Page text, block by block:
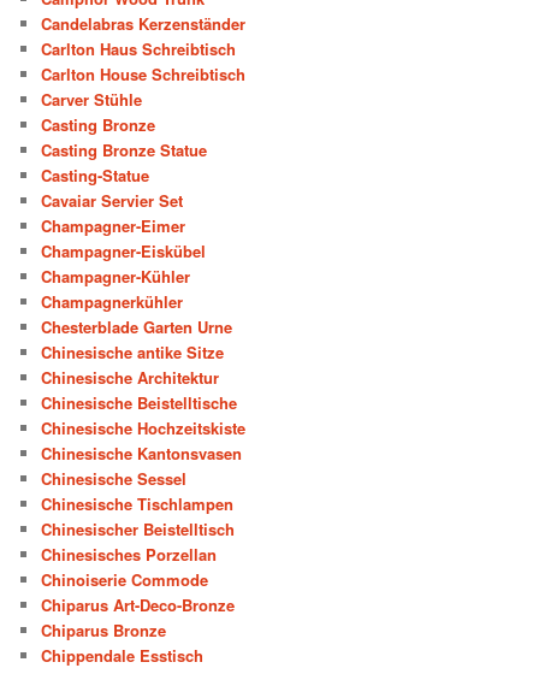
Candelabras Kerzenständer
Carlton Haus Schreibtisch
Carlton House Schreibtisch
Carver Stühle
Casting Bronze
Casting Bronze Statue
Casting-Statue
Cavaiar Servier Set
Champagner-Eimer
Champagner-Eiskübel
Champagner-Kühler
Champagnerkühler
Chesterblade Garten Urne
Chinesische antike Sitze
Chinesische Architektur
Chinesische Beistelltische
Chinesische Hochzeitskiste
Chinesische Kantonsvasen
Chinesische Sessel
Chinesische Tischlampen
Chinesischer Beistelltisch
Chinesisches Porzellan
Chinoiserie Commode
Chiparus Art-Deco-Bronze
Chiparus Bronze
Chippendale Esstisch